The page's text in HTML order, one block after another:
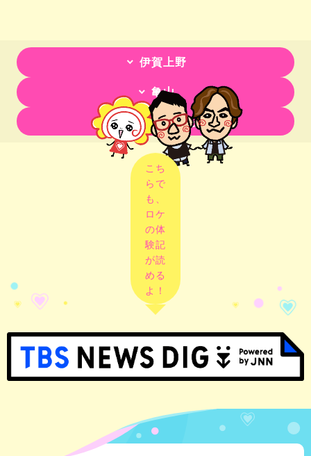
伊賀上野
亀山
三重 脳トレ！ぶらり
こち
らで
も、
ロケ
の体
験記
が読
める
よ！